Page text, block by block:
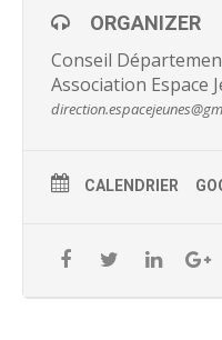
ORGANIZER
Conseil
Association Espace
CALENDRIER